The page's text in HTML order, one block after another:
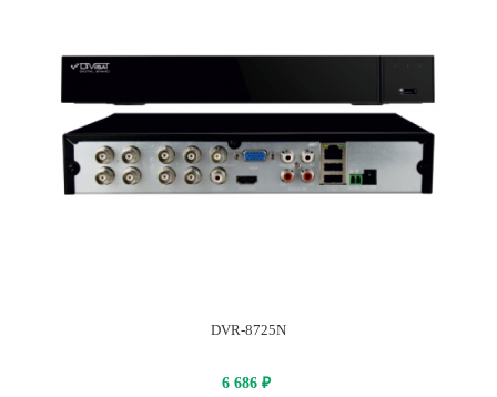
DVR-8725N
6 686 ₽